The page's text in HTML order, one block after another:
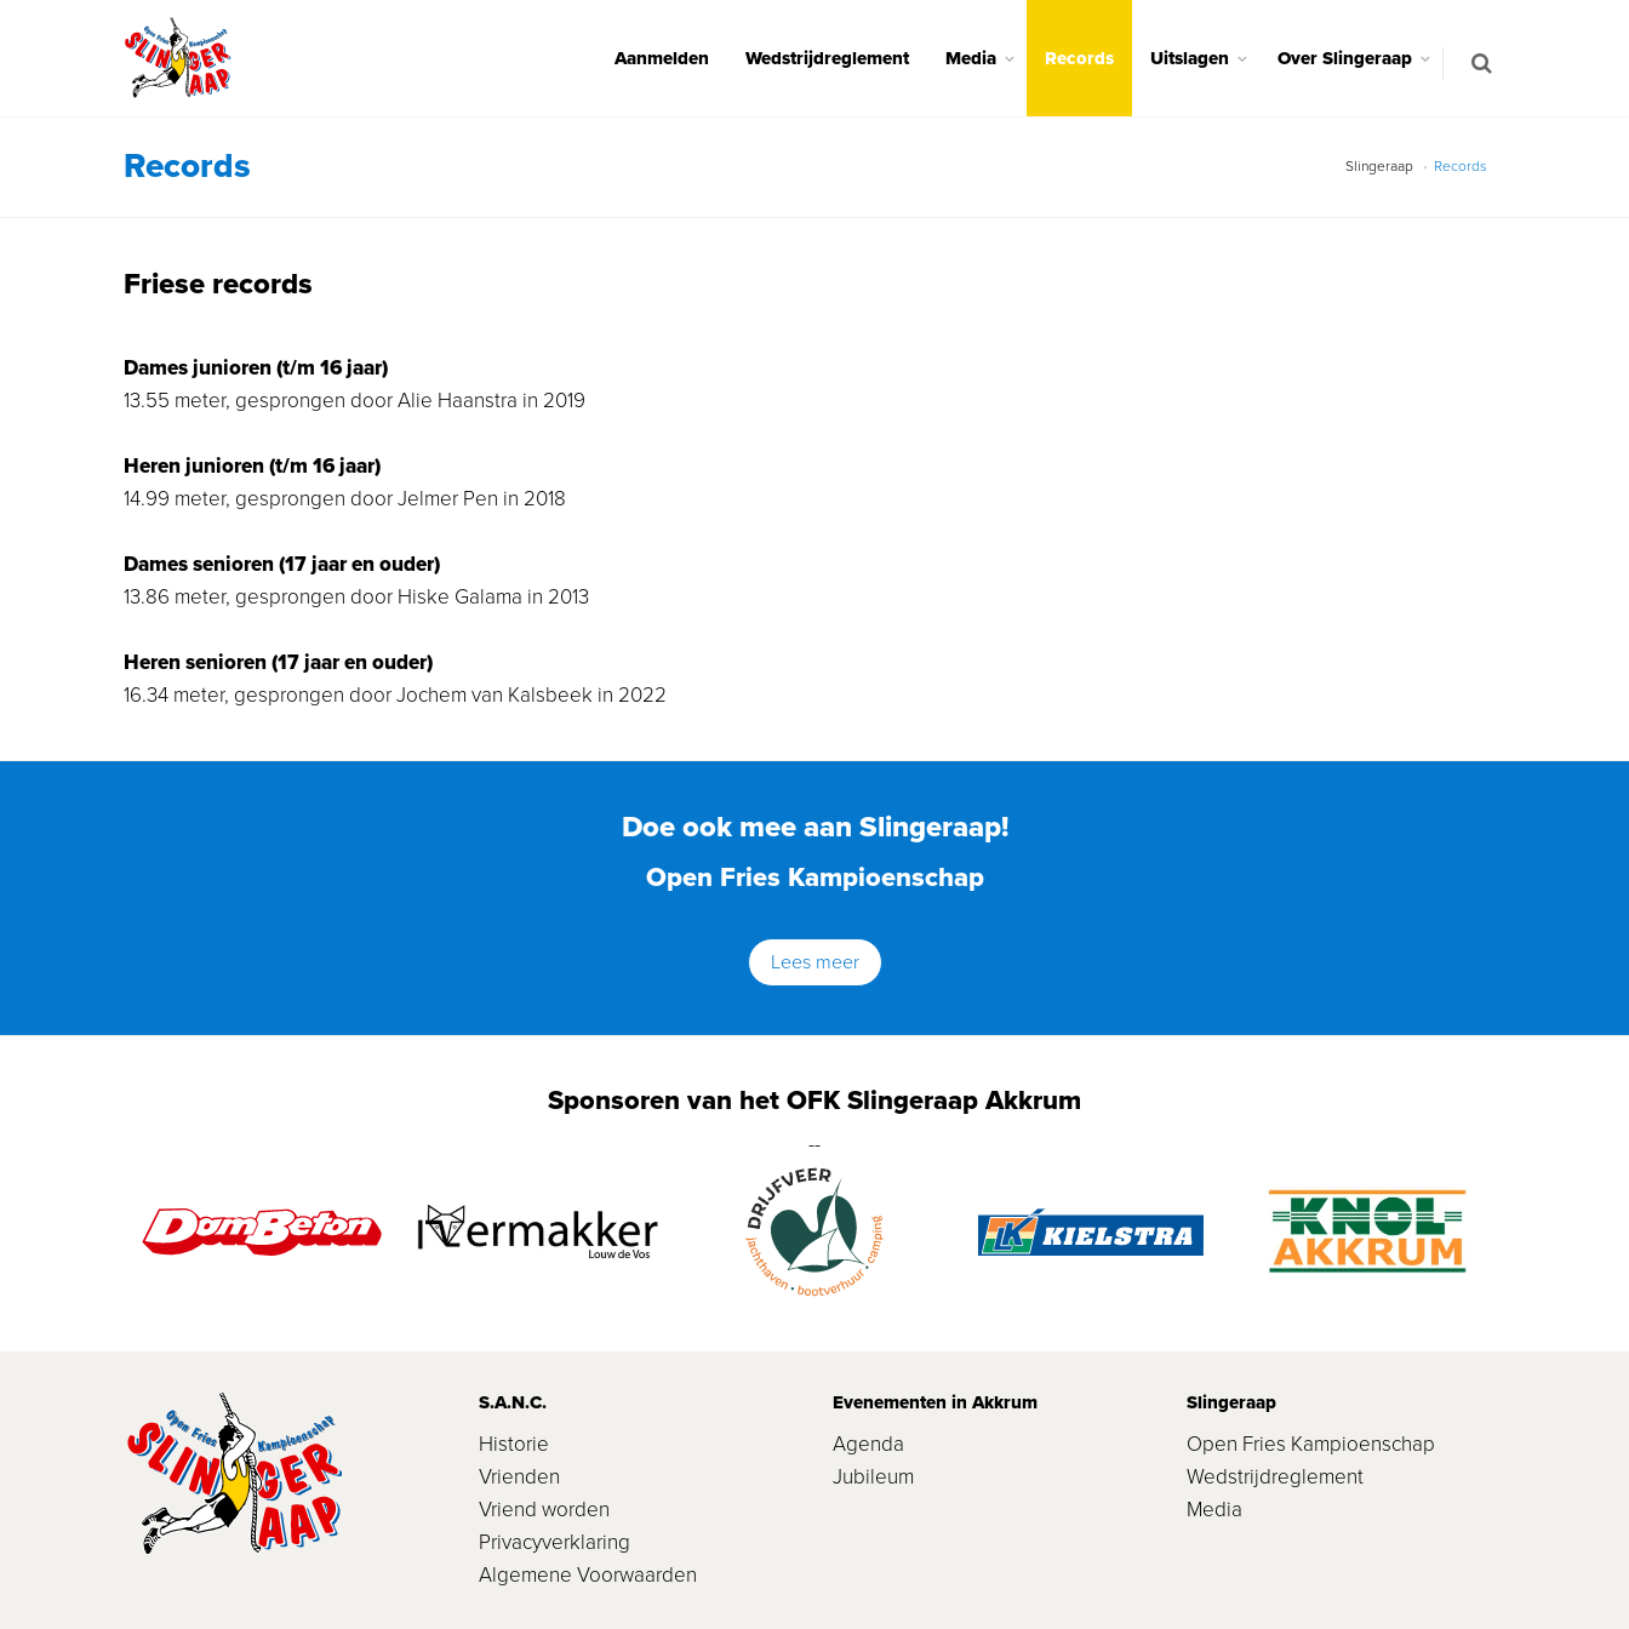
Aanmelden Wedstrijdreglement Media Records Uitslagen Over Slingeraap
Slingeraap Records
Records
Friese records
Dames junioren (t/m 16 jaar)
13.55 meter, gesprongen door Alie Haanstra in 2019
Heren junioren (t/m 16 jaar)
14.99 meter, gesprongen door Jelmer Pen in 2018
Dames senioren (17 jaar en ouder)
13.86 meter, gesprongen door Hiske Galama in 2013
Heren senioren (17 jaar en ouder)
16.34 meter, gesprongen door Jochem van Kalsbeek in 2022
Doe ook mee aan Slingeraap!
Open Fries Kampioenschap
Lees meer
Sponsoren van het OFK Slingeraap Akkrum
--
S.A.N.C.
Historie
Vrienden
Vriend worden
Privacyverklaring
Algemene Voorwaarden
Evenementen in Akkrum
Agenda
Jubileum
Slingeraap
Open Fries Kampioenschap
Wedstrijdreglement
Media